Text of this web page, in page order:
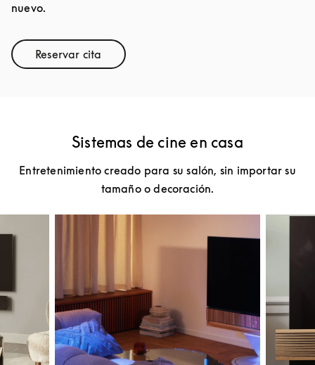
nuevo.
Reservar citaLink Opens in New Tab
Sistemas de cine en casa
Entretenimiento creado para su salón, sin importar su
tamaño o decoración.